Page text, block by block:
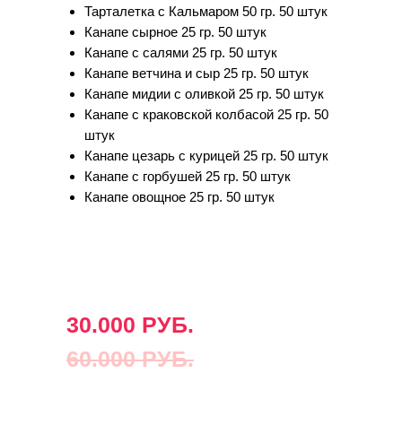
Тарталетка с Кальмаром 50 гр. 50 штук
Канапе сырное 25 гр. 50 штук
Канапе с салями 25 гр. 50 штук
Канапе ветчина и сыр 25 гр. 50 штук
Канапе мидии с оливкой 25 гр. 50 штук
Канапе с краковской колбасой 25 гр. 50
штук
Канапе цезарь с курицей 25 гр. 50 штук
Канапе с горбушей 25 гр. 50 штук
Канапе овощное 25 гр. 50 штук
30.000 РУБ.
60.000 РУБ.